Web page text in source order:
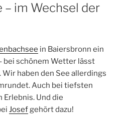
– im Wechsel der
in Baiersbronn ein
bei schönem Wetter lässt
haben den See allerdings
Auch bei tiefsten
Erlebnis. Und die
Josefgehört dazu!